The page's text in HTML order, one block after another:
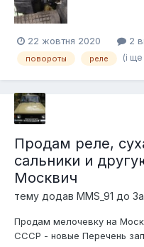
поворотов я так понял,...
22 жовтня 2020 2
повороты реле (і
Продам реле,
сальники и
Москвич
тему додав MMS_91 до
Продам мелочевку на
СССР - новые Перечень